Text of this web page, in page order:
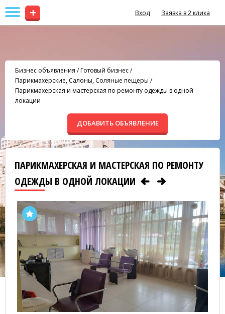
+ Вход Заявка в 2 клика
Бизнес объявления /Готовый бизнес/
Парикмахерские, Салоны, Соляные пещеры /
Парикмахерская и мастерская по ремонту одежды в одной
локации
ДОБАВИТЬ ОБЪЯВЛЕНИЕ
ПАРИКМАХЕРСКАЯ И МАСТЕРСКАЯ ПО РЕМОНТУ
ОДЕЖДЫ В ОДНОЙ ЛОКАЦИИ